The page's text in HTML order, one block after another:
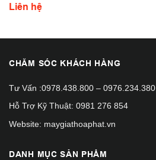
Liên hệ
CHĂM SÓC KHÁCH HÀNG
Tư Vấn :0978.438.800 – 0976.234.380
Hỗ Trợ Kỹ Thuật: 0981 276 854
Website: maygiathoaphat.vn
DANH MỤC SẢN PHẨM